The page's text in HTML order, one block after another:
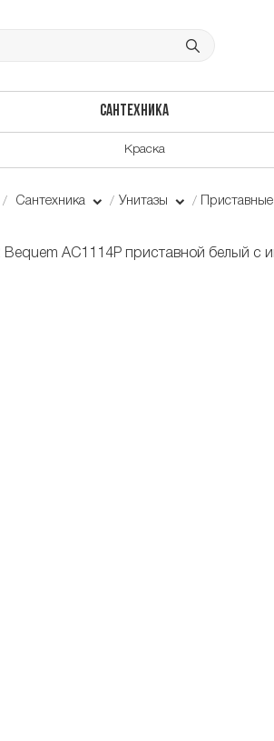
САНТЕХНИКА
Краска
Сантехника Унитазы Приставные